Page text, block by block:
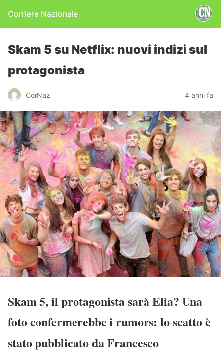
Corriere Nazionale
Skam 5 su Netflix: nuovi indizi sul
protagonista
CorNaz 4 anni fa
Skam 5, il protagonista sarà Elia? Una
foto confermerebbe i rumors: lo scatto è
stato pubblicato da Francesco